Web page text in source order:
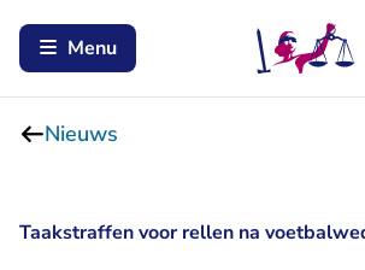
Menu
Nieuws
Taakstraffen voor rellen na